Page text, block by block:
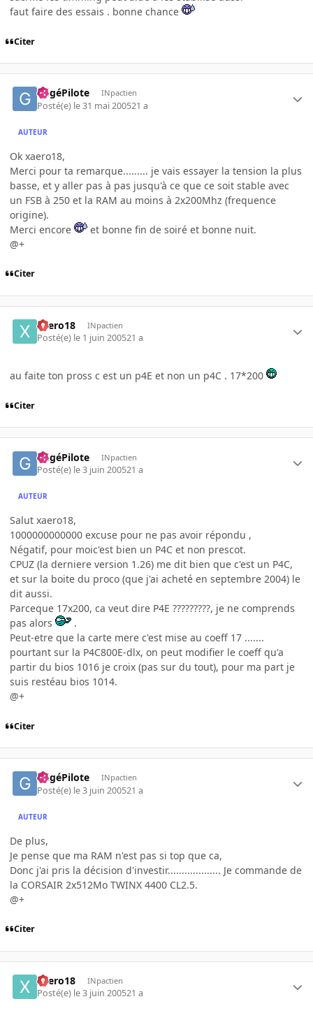
faut faire des essais . bonne chance
Citer
GégéPilote INpactien
Posté(e) le 31 mai 200521 a
AUTEUR
Ok xaero18,
Merci pour ta remarque......... je vais essayer la tension la plus
basse, et y aller pas à pas jusqu'à ce que ce soit stable avec
un FSB à 250 et la RAM au moins à 2x200Mhz (frequence
origine).
Merci encore
et bonne fin de soiré et bonne nuit.
@+
Citer
xaero18 INpactien
Posté(e) le 1 juin 200521 a
au faite ton pross c est un p4E et non un p4C . 17*200
Citer
GégéPilote INpactien
Posté(e) le 3 juin 200521 a
AUTEUR
Salut xaero18,
1000000000000 excuse pour ne pas avoir répondu ,
Négatif, pour moic'est bien un P4C et non prescot.
CPUZ (la derniere version 1.26) me dit bien que c'est un P4C,
et sur la boite du proco (que j'ai acheté en septembre 2004) le
dit aussi.
Parceque 17x200, ca veut dire P4E ?????????, je ne comprends
pas alors
.
Peut-etre que la carte mere c'est mise au coeff 17 .......
pourtant sur la P4C800E-dlx, on peut modifier le coeff qu'a
partir du bios 1016 je croix (pas sur du tout), pour ma part je
suis restéau bios 1014.
@+
Citer
GégéPilote INpactien
Posté(e) le 3 juin 200521 a
AUTEUR
De plus,
Je pense que ma RAM n'est pas si top que ca,
Donc j'ai pris la décision d'investir................... Je commande de
la CORSAIR 2x512Mo TWINX 4400 CL2.5.
@+
Citer
xaero18 INpactien
Posté(e) le 3 juin 200521 a